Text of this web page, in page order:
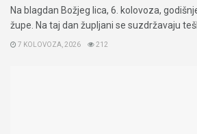
Na blagdan Božjeg lica, 6. kolovoza,
župe. Na taj dan župljani se suzdržavaju
7 KOLOVOZA, 2026 212